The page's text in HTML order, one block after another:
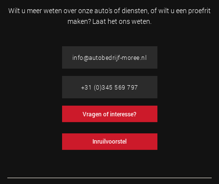
Wilt u meer weten over onze auto's of diensten, of wilt u een proefrit
maken? Laat het ons weten.
info@autobedrijf-moree.nl
+31 (0)345 569 797
Vragen of interesse?
Inruilvoorstel